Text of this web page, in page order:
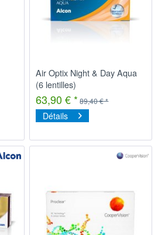
Air Optix Night & Day Aqua
(6 lentilles)
63,90 € * 89,40 € *
Détails